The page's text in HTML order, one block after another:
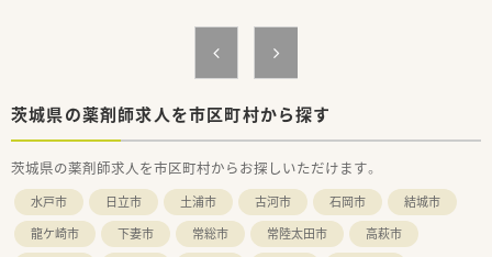
茨城県の薬剤師求人を市区町村から探す
茨城県の薬剤師求人を市区町村からお探しいただけます。
水戸市 日立市 土浦市 古河市 石岡市
結城市
龍ケ崎市
下妻市 常総市 常陸太田市
高萩市